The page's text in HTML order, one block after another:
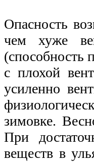
Опасность
чем хуже
(способность
с плохой
усиленно
зимовке.
При
веществ в